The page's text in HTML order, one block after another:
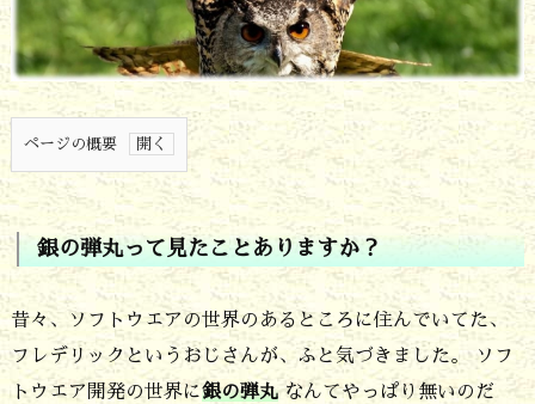
ページの概要
1.
銀
の
弾
丸
っ
銀の弾丸って見たことありますか？
昔々、ソフトウエアの世界のあるところに住んでいてた、
フレデリックというおじさんが、ふと気づきました。 ソフ
トウエア開発の世界に銀の弾丸なんてやっぱり無いのだ